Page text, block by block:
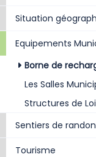
Situation
Equipements
Borne de
Les Salles
Structures de
Sentiers de
Tourisme